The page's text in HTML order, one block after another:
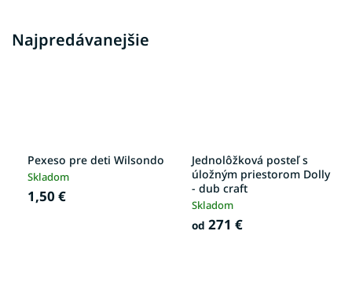
Najpredávanejšie
Pexeso pre deti Wilsondo
Skladom
1,50 €
Jednolôžková posteľ s
úložným priestorom Dolly
- dub craft
Skladom
od 271 €